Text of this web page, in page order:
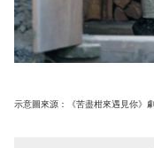
示意圖來源：《苦盡柑來遇見你》